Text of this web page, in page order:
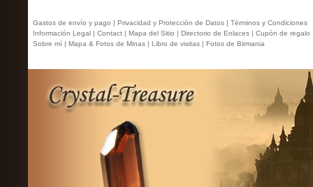
Gastos de envío y pago | Privacidad y Protección de Datos | Términos y Condiciones
Información Legal | Contact | Mapa del Sitio | Directorio de Enlaces | Cupón de regalo
Sobre mí | Mapa & Fotos de Minas | Libro de visitas | Fotos de Birmania